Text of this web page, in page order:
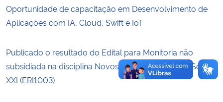
Planalto
Oportunidade de capacitação em Desenvolvimento de
Aplicações com IA, Cloud, Swift e IoT
Publicado o resultado do Edital para Monitoria não
subsidiada na disciplina Novos Polos de Poder no Século
XXI (ERI1003)